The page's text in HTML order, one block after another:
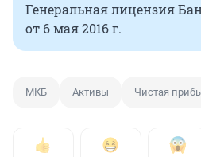
Генеральная лицензия
от 6 мая 2016 г.
МКБ Активы Чистая